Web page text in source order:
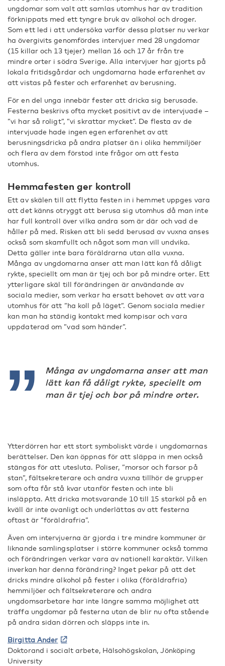
ungdomar som valt att samlas utomhus har av tradition
förknippats med ett tyngre bruk av alkohol och droger.
Som ett led i att undersöka varför dessa platser nu verkar
ha övergivits genomfördes intervjuer med 28 ungdomar
(15 killar och 13 tjejer) mellan 16 och 17 år från tre
mindre orter i södra Sverige. Alla intervjuer har gjorts på
lokala fritidsgårdar och ungdomarna hade erfarenhet av
att vistas på fester och erfarenhet av berusning.
För en del unga innebär fester att dricka sig berusade.
Festerna beskrivs ofta mycket positivt av de intervjuade –
”vi har så roligt”, ”vi skrattar mycket”. De flesta av de
intervjuade hade ingen egen erfarenhet av att
berusningsdricka på andra platser än i olika hemmiljöer
och flera av dem förstod inte frågor om att festa
utomhus.
Hemmafesten ger kontroll
Ett av skälen till att flytta festen in i hemmet uppges vara
att det känns otryggt att berusa sig utomhus då man inte
har full kontroll över vilka andra som är där och vad de
håller på med. Risken att bli sedd berusad av vuxna anses
också som skamfullt och något som man vill undvika.
Detta gäller inte bara föräldrarna utan alla vuxna.
Många av ungdomarna anser att man lätt kan få dåligt
rykte, speciellt om man är tjej och bor på mindre orter. Ett
ytterligare skäl till förändringen är användande av
sociala medier, som verkar ha ersatt behovet av att vara
utomhus för att ”ha koll på läget”. Genom sociala medier
kan man ha ständig kontakt med kompisar och vara
uppdaterad om ”vad som händer”.
Många av ungdomarna anser att man
lätt kan få dåligt rykte, speciellt om
man är tjej och bor på mindre orter.
Ytterdörren har ett stort symboliskt värde i ungdomarnas
berättelser. Den kan öppnas för att släppa in men också
stängas för att utesluta. Poliser, ”morsor och farsor på
stan”, fältsekreterare och andra vuxna tillhör de grupper
som ofta får stå kvar utanför festen och inte bli
insläppta. Att dricka motsvarande 10 till 15 starköl på en
kväll är inte ovanligt och underlättas av att festerna
oftast är ”föräldrafria”.
Även om intervjuerna är gjorda i tre mindre kommuner är
liknande samlingsplatser i större kommuner också tomma
och förändringen verkar vara av nationell karaktär. Vilken
inverkan har denna förändring? Inget pekar på att det
dricks mindre alkohol på fester i olika (föräldrafria)
hemmiljöer och fältsekreterare och andra
ungdomsarbetare har inte längre samma möjlighet att
träffa ungdomar på festerna utan de blir nu ofta stående
på andra sidan dörren och släpps inte in.
Birgitta Ander
Doktorand i socialt arbete, Hälsohögskolan, Jönköping
University